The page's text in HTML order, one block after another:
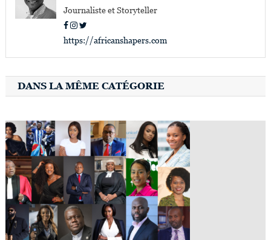
Journaliste et Storyteller
https://africanshapers.com
DANS LA MÊME CATÉGORIE